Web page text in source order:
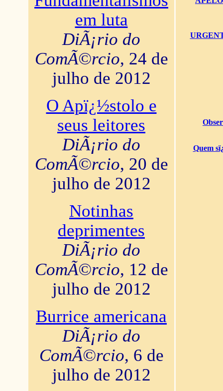
em luta
DiÃ¡rio do
ComÃ©rcio, 24 de
julho de 2012
O Apï¿½stolo e
seus leitores
DiÃ¡rio do
ComÃ©rcio, 20 de
julho de 2012
Notinhas
deprimentes
DiÃ¡rio do
ComÃ©rcio, 12 de
julho de 2012
Burrice americana
DiÃ¡rio do
ComÃ©rcio, 6 de
julho de 2012
Quem